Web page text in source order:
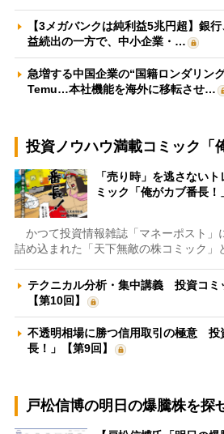
【3メガバンクは純利益5兆円超】銀
益続出の一方で、中小企業・…
急増する中国企業の“国籍ロンダリン
Temu…本社機能を海外に移転させ…
投資ノウハウ満載コミック「
「売り時」を逃さない
ミック「俺がカブ番長！
かつて投資情報雑誌「マネーポスト」
詰め込まれた「天下無敵の株コミック」
テクニカル分析・集中講義 投資コミ
【第10回】
不透明相場に勝つ信用取引の極意 投
長！」【第9回】
戸松信博の明日の爆騰株を探